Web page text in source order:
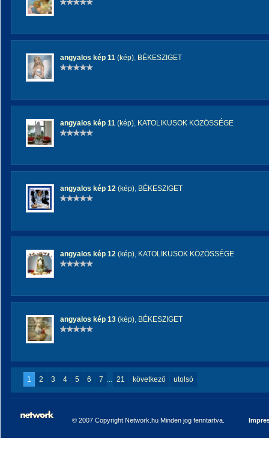
angyalos kép 11 (kép), BÉKESZIGET
angyalos kép 11 (kép), KATOLIKUSOK KÖZÖSSÉGE
angyalos kép 12 (kép), BÉKESZIGET
angyalos kép 12 (kép), KATOLIKUSOK KÖZÖSSÉGE
angyalos kép 13 (kép), BÉKESZIGET
1 2 3 4 5 6 7 ... 21 következő utolsó
© 2007 Copyright Network.hu Minden jog fenntartva.